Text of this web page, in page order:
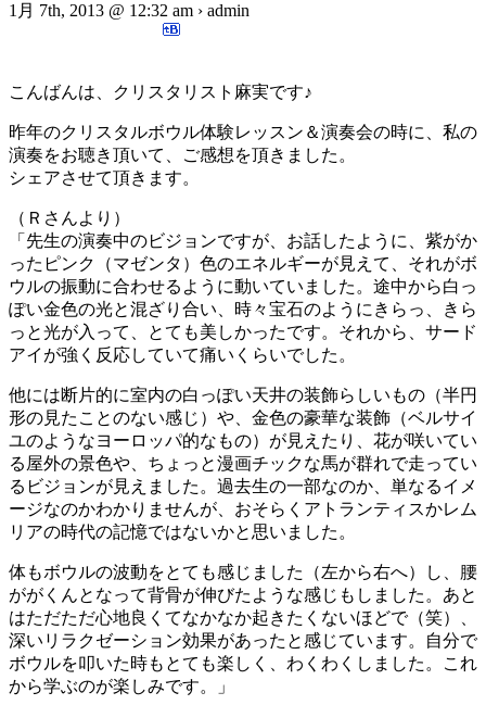
1月 7th, 2013 @ 12:32 am › admin
こんばんは、クリスタリスト麻実です♪
昨年のクリスタルボウル体験レッスン＆演奏会の時に、私の
演奏をお聴き頂いて、ご感想を頂きました。
シェアさせて頂きます。
（Ｒさんより）
「先生の演奏中のビジョンですが、お話したように、紫がか
ったピンク（マゼンタ）色のエネルギーが見えて、それがボ
ウルの振動に合わせるように動いていました。途中から白っ
ぽい金色の光と混ざり合い、時々宝石のようにきらっ、きら
っと光が入って、とても美しかったです。それから、サード
アイが強く反応していて痛いくらいでした。
他には断片的に室内の白っぽい天井の装飾らしいもの（半円
形の見たことのない感じ）や、金色の豪華な装飾（ベルサイ
ユのようなヨーロッパ的なもの）が見えたり、花が咲いてい
る屋外の景色や、ちょっと漫画チックな馬が群れで走ってい
るビジョンが見えました。過去生の一部なのか、単なるイメ
ージなのかわかりませんが、おそらくアトランティスかレム
リアの時代の記憶ではないかと思いました。
体もボウルの波動をとても感じました（左から右へ）し、腰
ががくんとなって背骨が伸びたような感じもしました。あと
はただただ心地良くてなかなか起きたくないほどで（笑）、
深いリラクゼーション効果があったと感じています。自分で
ボウルを叩いた時もとても楽しく、わくわくしました。これ
から学ぶのが楽しみです。」